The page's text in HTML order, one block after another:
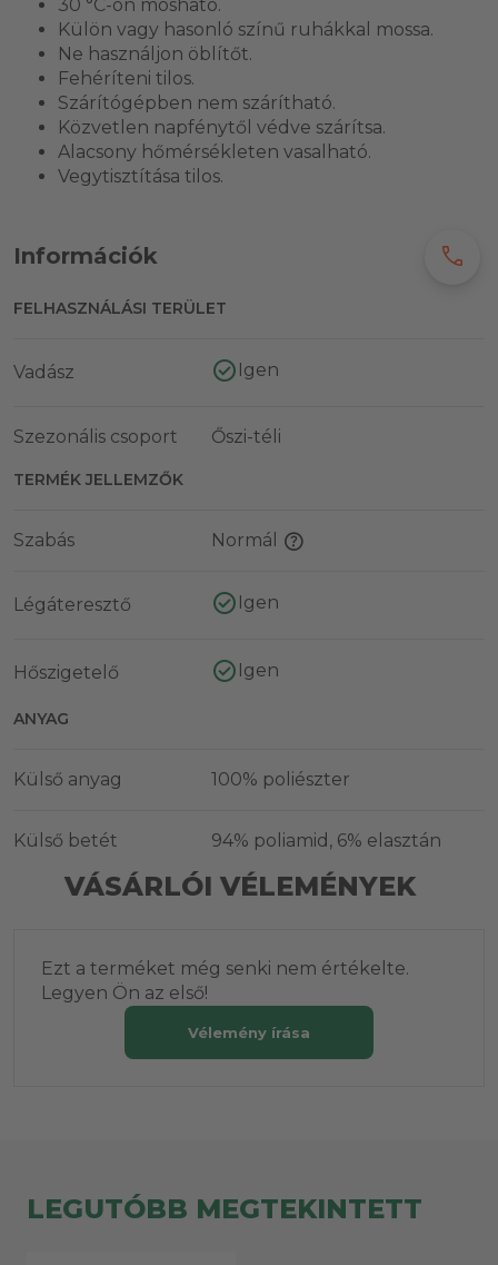
30 °C-on mosható.
Külön vagy hasonló színű ruhákkal mossa.
Ne használjon öblítőt.
Fehéríteni tilos.
Szárítógépben nem szárítható.
Közvetlen napfénytől védve szárítsa.
Alacsony hőmérsékleten vasalható.
Vegytisztítása tilos.
Információk
FELHASZNÁLÁSI TERÜLET
Vadász Igen
Szezonális csoport Őszi-téli
TERMÉK JELLEMZŐK
Szabás Normál
Légáteresztő Igen
Hőszigetelő Igen
ANYAG
Külső anyag 100% poliészter
Külső betét 94% poliamid, 6% elasztán
VÁSÁRLÓI VÉLEMÉNYEK
Ezt a terméket még senki nem értékelte.
Legyen Ön az első!
Vélemény írása
LEGUTÓBB MEGTEKINTETT
call